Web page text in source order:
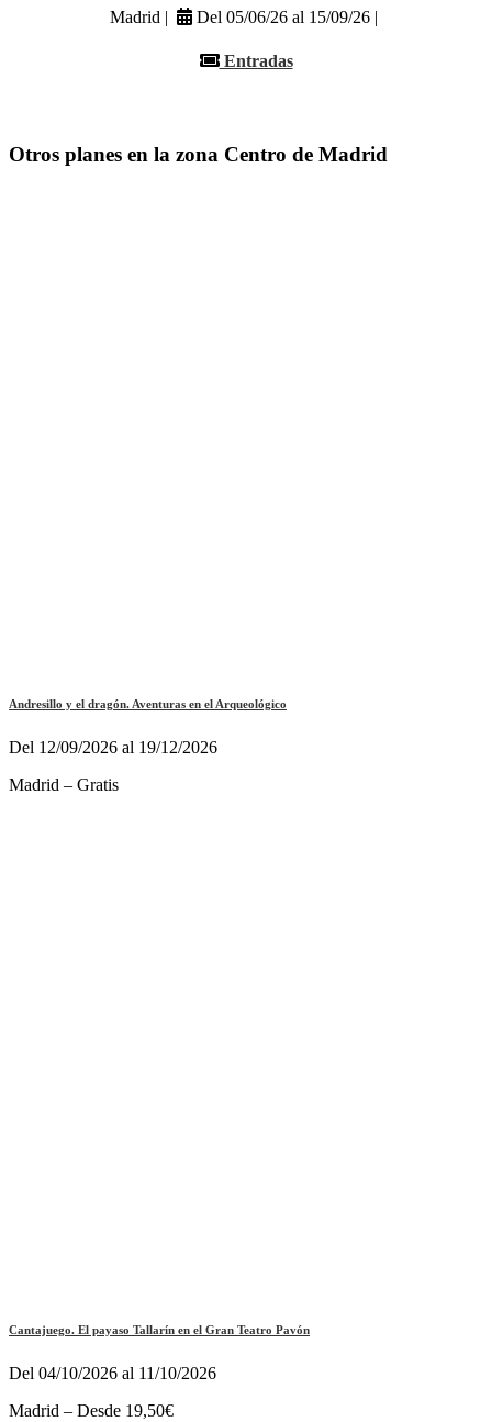
Madrid |
Del 05/06/26 al 15/09/26 |
Entradas
Otros planes en la zona Centro de Madrid
Andresillo y el dragón. Aventuras en el Arqueológico
Del 12/09/2026 al 19/12/2026
Madrid – Gratis
Cantajuego. El payaso Tallarín en el Gran Teatro Pavón
Del 04/10/2026 al 11/10/2026
Madrid – Desde 19,50€